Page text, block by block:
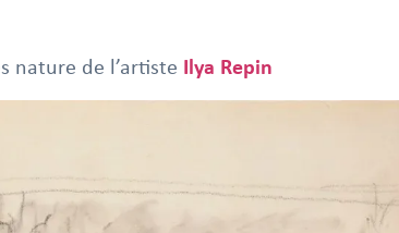
nature de l’artiste Ilya Repin